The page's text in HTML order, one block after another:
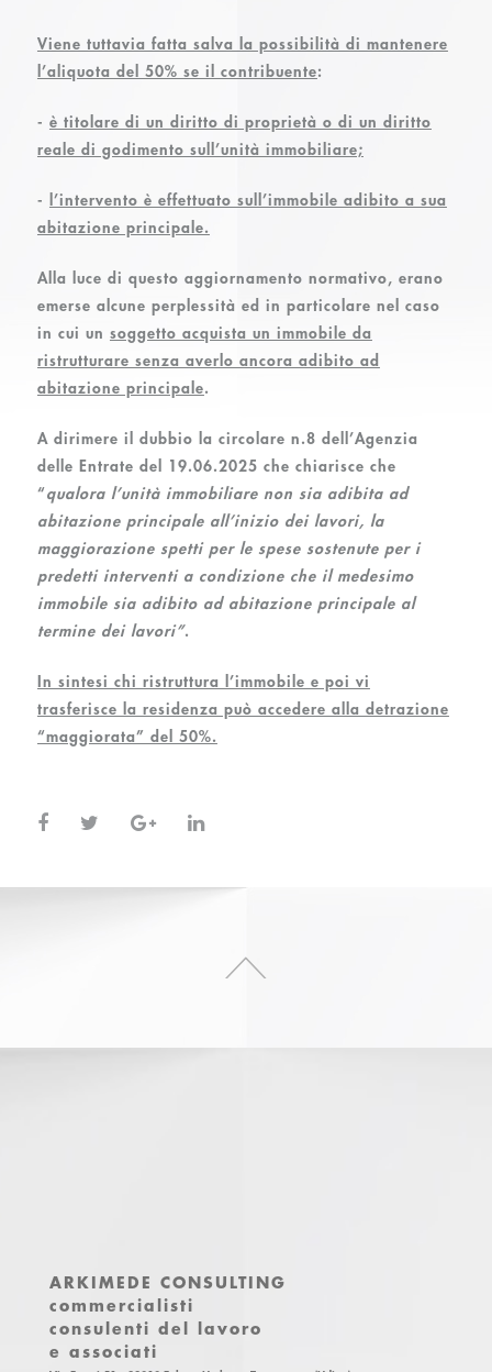
Viene tuttavia fatta salva la possibilità di mantenere
l’aliquota del 50% se il contribuente:
- è titolare di un diritto di proprietà o di un diritto
reale di godimento sull’unità immobiliare;
- l’intervento è effettuato sull’immobile adibito a sua
abitazione principale.
Alla luce di questo aggiornamento normativo, erano
emerse alcune perplessità ed in particolare nel caso
in cui un soggetto acquista un immobile da
ristrutturare senza averlo ancora adibito ad
abitazione principale.
A dirimere il dubbio la circolare n.8 dell’Agenzia
delle Entrate del 19.06.2025 che chiarisce che
“qualora l’unità immobiliare non sia adibita ad
abitazione principale all’inizio dei lavori, la
maggiorazione spetti per le spese sostenute per i
predetti interventi a condizione che il medesimo
immobile sia adibito ad abitazione principale al
termine dei lavori”.
In sintesi chi ristruttura l’immobile e poi vi
trasferisce la residenza può accedere alla detrazione
“maggiorata” del 50%.
ARKIMEDE CONSULTING
commercialisti
consulenti del lavoro
e associati